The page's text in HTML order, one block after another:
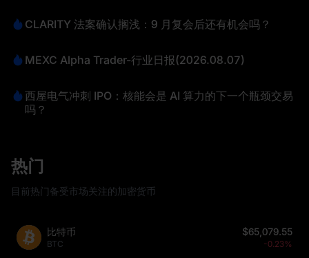
CLARITY 法案确认搁浅：9 月复会后还有机会吗？
MEXC Alpha Trader-行业日报(2026.08.07)
西屋电气冲刺 IPO：核能会是 AI 算力的下一个瓶颈交易
吗？
热门
目前热门备受市场关注的加密货币
比特币
BTC
$65,079.55
-0.23%